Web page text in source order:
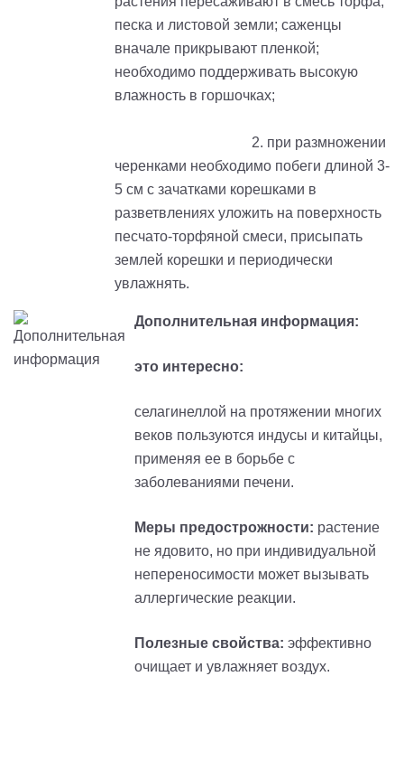
песка и листовой земли; саженцы
вначале прикрывают пленкой;
необходимо поддерживать высокую
влажность в горшочках;
2. при размножении
черенками необходимо побеги длиной 3-
5 см с зачатками корешками в
разветвлениях уложить на поверхность
песчато-торфяной смеси, присыпать
землей корешки и периодически
увлажнять.
Дополнительная информация:
это интересно:
селагинеллой на протяжении многих
веков пользуются индусы и китайцы,
применяя ее в борьбе с
заболеваниями печени.
Меры предострожности: растение
не ядовито, но при индивидуальной
непереносимости может вызывать
аллергические реакции.
Полезные свойства: эффективно
очищает и увлажняет воздух.